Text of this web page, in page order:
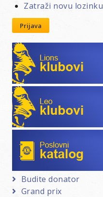
Zatraži novu lozinku
Prijava
Lions klubovi
Leo klubovi
Budite donator
Grand prix